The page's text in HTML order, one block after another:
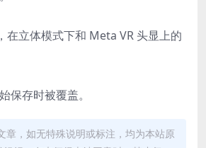
在立体模式下和 Meta VR 头显上的
保存时被覆盖。
章，如无特殊说明或标注，均为本站原